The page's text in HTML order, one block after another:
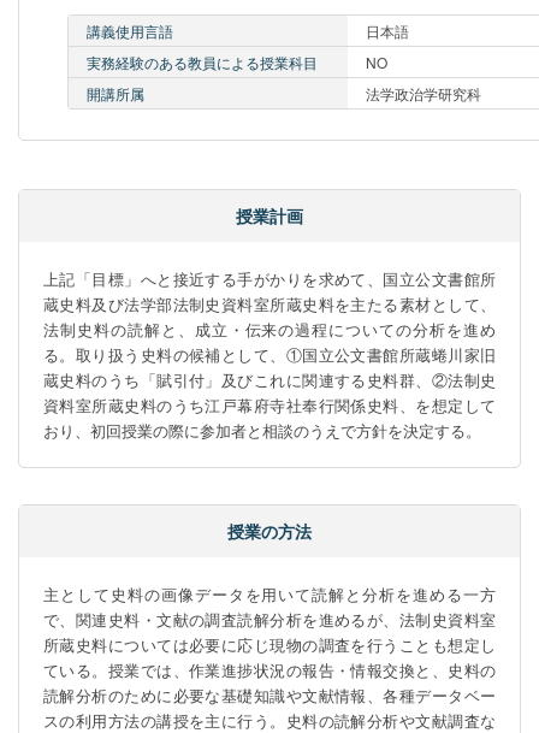
講義使用言語
日本語
実務経験のある教員による授業科目
NO
開講所属
法学政治学研究科
授業計画
上記「目標」へと接近する手がかりを求めて、国立公文書館所
蔵史料及び法学部法制史資料室所蔵史料を主たる素材として、
法制史料の読解と、成立・伝来の過程についての分析を進め
る。取り扱う史料の候補として、①国立公文書館所蔵蜷川家旧
蔵史料のうち「賦引付」及びこれに関連する史料群、②法制史
資料室所蔵史料のうち江戸幕府寺社奉行関係史料、を想定して
おり、初回授業の際に参加者と相談のうえで方針を決定する。
授業の方法
主として史料の画像データを用いて読解と分析を進める一方
で、関連史料・文献の調査読解分析を進めるが、法制史資料室
所蔵史料については必要に応じ現物の調査を行うことも想定し
ている。授業では、作業進捗状況の報告・情報交換と、史料の
読解分析のために必要な基礎知識や文献情報、各種データベー
スの利用方法の講授を主に行う。史料の読解分析や文献調査な